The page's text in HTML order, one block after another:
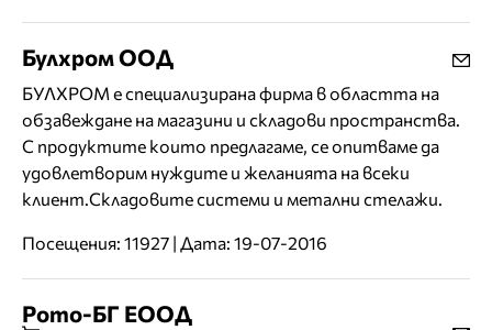
Булхром ООД
БУЛХРОМ е специализирана фирма в областта на
обзавеждане на магазини и складови пространства.
С продуктите които предлагаме, се опитваме да
удовлетворим нуждите и желанията на всеки
клиент.Складовите системи и метални стелажи.
Посещения: 11927 | Дата: 19-07-2016
Рото-БГ ЕООД